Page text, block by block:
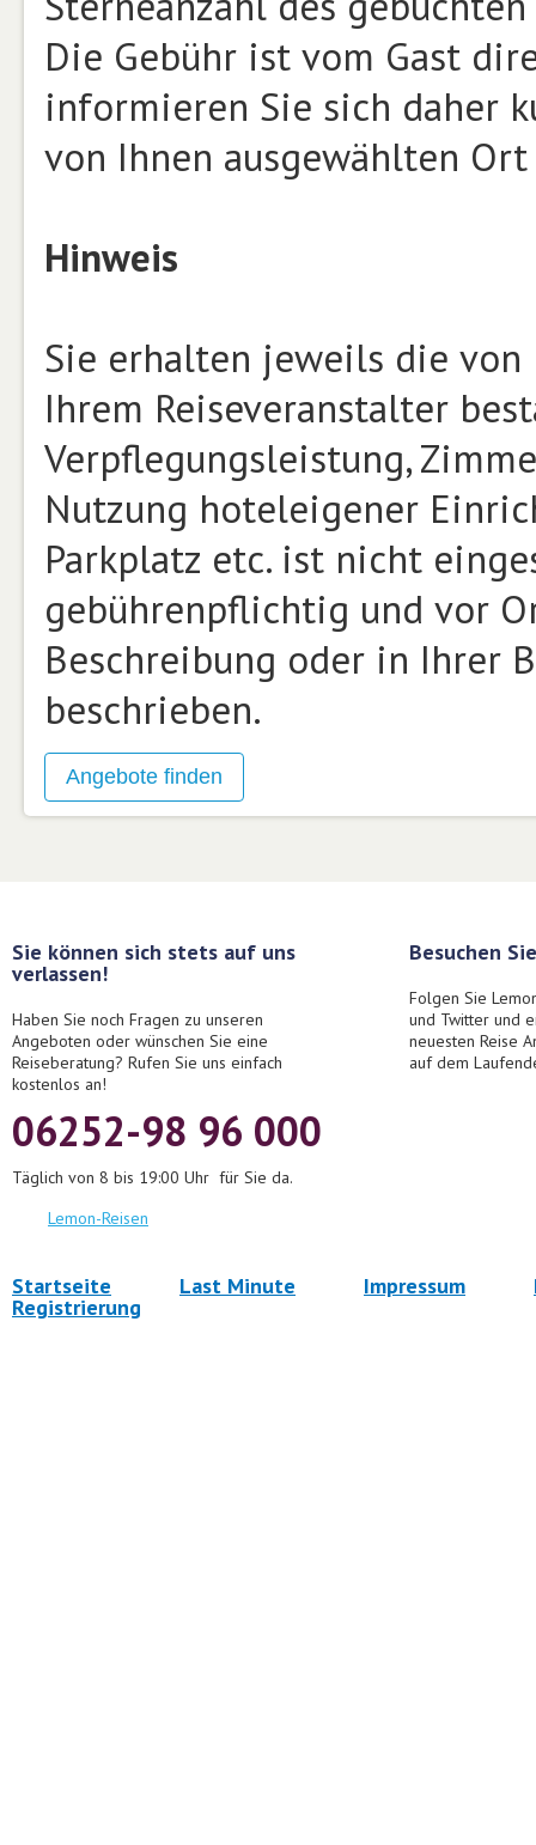
Die Gebühr ist vom Gast
informieren Sie sich daher
von Ihnen ausgewählten
Hinweis
Sie erhalten jeweils die
Ihrem Reiseveranstalter
Verpflegungsleistung,
Nutzung hoteleigener
Parkplatz etc. ist nicht
gebührenpflichtig und vor
Beschreibung oder in Ihrer
beschrieben.
Sie können sich stets auf uns
verlassen!
Haben Sie noch Fragen zu unseren
Angeboten oder wünschen Sie eine
Reiseberatung? Rufen Sie uns einfach
kostenlos an!
06252-98 96 000
Täglich von 8 bis 19:00 Uhr für Sie da.
Lemon-Reisen
Besuchen
Folgen Sie
und Twitter und
neuesten Reise
auf dem
Startseite Last Minute Impressum
Registrierung